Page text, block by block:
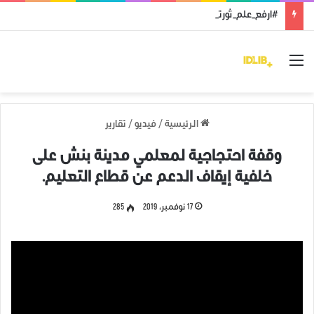
#ارفع_علم_ثورتك: رمز النضال ووحدة الهدف
القائمة
الرئيسية / فيديو / تقارير
وقفة احتجاجية لمعلمي مدينة بنش على
خلفية إيقاف الدعم عن قطاع التعليم.
17 نوفمبر، 2019 285